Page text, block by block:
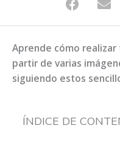
Aprende cómo
partir de varias
siguiendo estos
ÍNDICE DE